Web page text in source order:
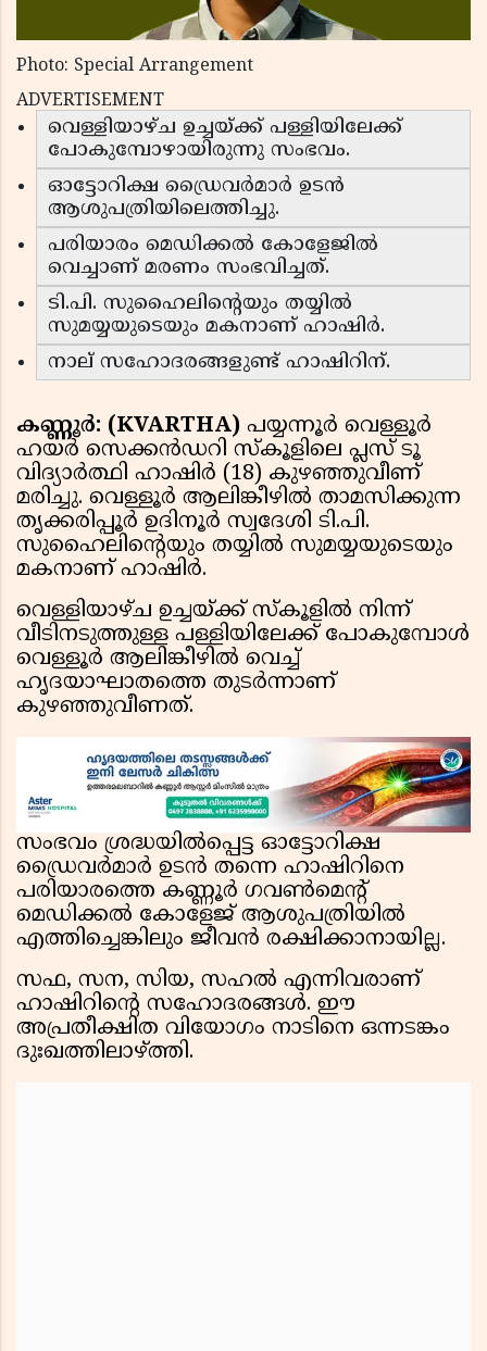
Photo: Special Arrangement
ADVERTISEMENT
വെള്ളിയാഴ്ച ഉച്ചയ്ക്ക് പള്ളിയിലേക്ക്
പോകുമ്പോഴായിരുന്നു സംഭവം.
ഓട്ടോറിക്ഷ ഡ്രൈവർമാർ ഉടൻ
ആശുപത്രിയിലെത്തിച്ചു.
പരിയാരം മെഡിക്കൽ കോളേജിൽ
വെച്ചാണ് മരണം സംഭവിച്ചത്.
ടി.പി. സുഹൈലിന്റെയും തയ്യിൽ
സുമയ്യയുടെയും മകനാണ് ഹാഷിർ.
നാല് സഹോദരങ്ങളുണ്ട് ഹാഷിറിന്.
കണ്ണൂർ: (KVARTHA) പയ്യന്നൂർ വെള്ളൂർ
ഹയർ സെക്കൻഡറി സ്കൂളിലെ പ്ലസ് ടൂ
വിദ്യാർത്ഥി ഹാഷിർ (18) കുഴഞ്ഞുവീണ്
മരിച്ചു. വെള്ളൂർ ആലിങ്കീഴിൽ താമസിക്കുന്ന
തൃക്കരിപ്പൂർ ഉദിനൂർ സ്വദേശി ടി.പി.
സുഹൈലിന്റെയും തയ്യിൽ സുമയ്യയുടെയും
മകനാണ് ഹാഷിർ.
വെള്ളിയാഴ്ച ഉച്ചയ്ക്ക് സ്കൂളിൽ നിന്ന്
വീടിനടുത്തുള്ള പള്ളിയിലേക്ക് പോകുമ്പോൾ
വെള്ളൂർ ആലിങ്കീഴിൽ വെച്ച്
ഹൃദയാഘാതത്തെ തുടർന്നാണ്
കുഴഞ്ഞുവീണത്.
സംഭവം ശ്രദ്ധയിൽപ്പെട്ട ഓട്ടോറിക്ഷ
ഡ്രൈവർമാർ ഉടൻ തന്നെ ഹാഷിറിനെ
പരിയാരത്തെ കണ്ണൂർ ഗവൺമെന്റ്
മെഡിക്കൽ കോളേജ് ആശുപത്രിയിൽ
എത്തിച്ചെങ്കിലും ജീവൻ രക്ഷിക്കാനായില്ല.
സഫ, സന, സിയ, സഹൽ എന്നിവരാണ്
ഹാഷിറിന്റെ സഹോദരങ്ങൾ. ഈ
അപ്രതീക്ഷിത വിയോഗം നാടിനെ ഒന്നടങ്കം
ദുഃഖത്തിലാഴ്ത്തി.